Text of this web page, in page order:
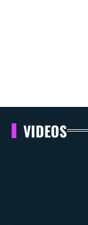
VIDEOS